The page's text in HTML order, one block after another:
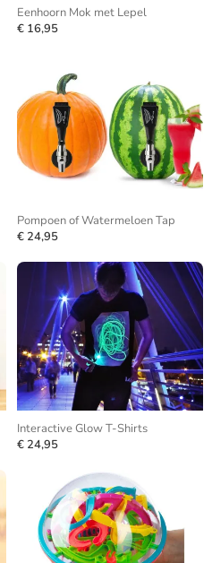
Eenhoorn Mok met Lepel
€ 16,95
Pompoen of Watermeloen Tap
€ 24,95
Interactive Glow T-Shirts
€ 24,95